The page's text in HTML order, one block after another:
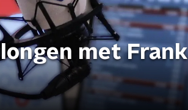
met Frank